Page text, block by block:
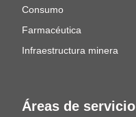
Áreas de servicio
Consumo
Farmacéutica
Infraestructura minera